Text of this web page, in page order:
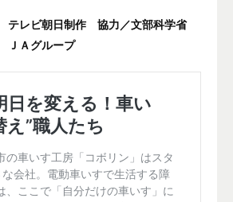
テレビ朝日制作 協力／文部科学省
Ａグループ